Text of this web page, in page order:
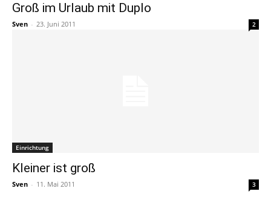
Groß im Urlaub mit Duplo
Sven - 23. Juni 2011 2
Einrichtung
Kleiner ist groß
Sven - 11. Mai 2011 3